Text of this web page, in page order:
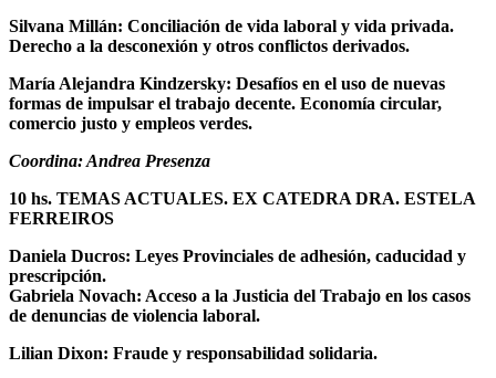
Silvana Millán: Conciliación de vida laboral y vida privada.
Derecho a la desconexión y otros conflictos derivados.
María Alejandra Kindzersky: Desafíos en el uso de nuevas
formas de impulsar el trabajo decente. Economía circular,
comercio justo y empleos verdes.
Coordina: Andrea Presenza
10 hs. TEMAS ACTUALES. EX CATEDRA DRA. ESTELA
FERREIROS
Daniela Ducros: Leyes Provinciales de adhesión, caducidad y
prescripción.
Gabriela Novach: Acceso a la Justicia del Trabajo en los casos
de denuncias de violencia laboral.
Lilian Dixon: Fraude y responsabilidad solidaria.